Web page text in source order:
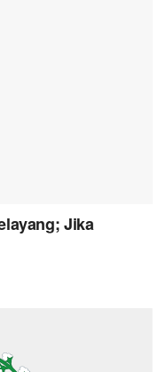
Jika